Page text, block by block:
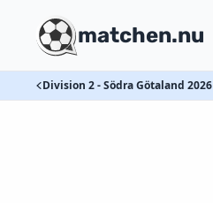
matchen.nu
Division 2 - Södra Götaland 2026